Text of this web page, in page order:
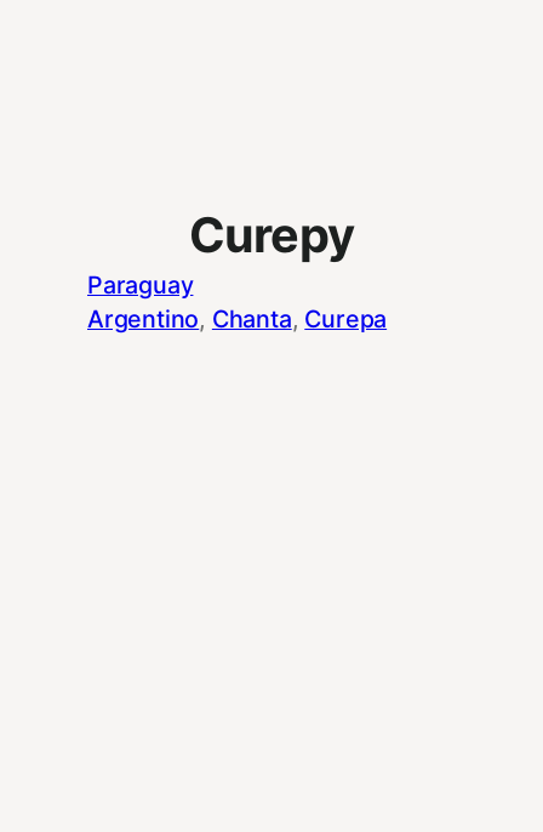
Curepy
Paraguay
Argentino, Chanta, Curepa